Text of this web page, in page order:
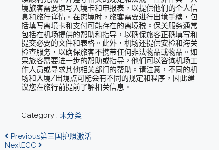
境旅客需要填写入境卡和申报表，以提供他们的个人信
息和旅行详情。在离境时，旅客需要进行出境手续，包
括填写离境卡和支付可能存在的离境税。保关服务通常
包括在机场提供的帮助和指导，以确保旅客正确填写和
提交必要的文件和表格。此外，机场还提供安检和海关
检查服务，以确保旅客不携带任何非法物品或物品。如
果旅客需要进一步的帮助或指导，他们可以咨询机场工
作人员或寻求其他相关部门的帮助。请注意，不同的机
场和入境/出境点可能会有不同的规定和程序，因此建
议您在旅行前提前了解相关信息。
Category : 未分类
Previous第三国护照激活
NextECC